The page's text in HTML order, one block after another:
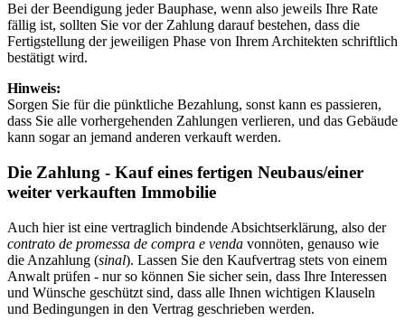
Bei der Beendigung jeder Bauphase, wenn also jeweils Ihre Rate
fällig ist, sollten Sie vor der Zahlung darauf bestehen, dass die
Fertigstellung der jeweiligen Phase von Ihrem Architekten schriftlich
bestätigt wird.
Hinweis:
Sorgen Sie für die pünktliche Bezahlung, sonst kann es passieren,
dass Sie alle vorhergehenden Zahlungen verlieren, und das Gebäude
kann sogar an jemand anderen verkauft werden.
Die Zahlung - Kauf eines fertigen Neubaus/einer
weiter verkauften Immobilie
Auch hier ist eine vertraglich bindende Absichtserklärung, also der
contrato de promessa de compra e venda vonnöten, genauso wie
die Anzahlung (sinal). Lassen Sie den Kaufvertrag stets von einem
Anwalt prüfen - nur so können Sie sicher sein, dass Ihre Interessen
und Wünsche geschützt sind, dass alle Ihnen wichtigen Klauseln
und Bedingungen in den Vertrag geschrieben werden.